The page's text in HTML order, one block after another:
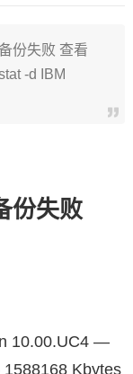
份失败 查看
-d IBM
份失败
10.00.UC4 —
Kbytes